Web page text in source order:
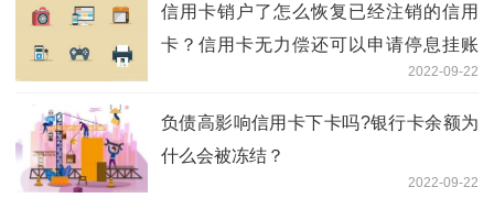
信用卡销户了怎么恢复已经注销的信用
卡？信用卡无力偿还可以申请停息挂账
2022-09-22
负债高影响信用卡下卡吗?银行卡余额为
什么会被冻结？
2022-09-22